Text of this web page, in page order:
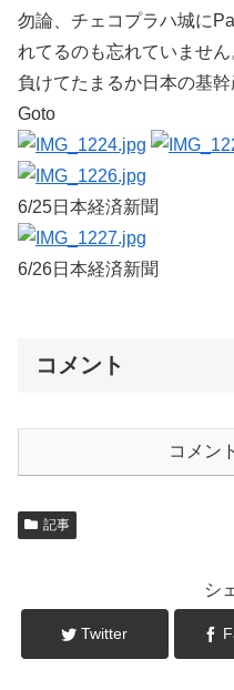
勿論、チェコプラハ城に
れてるのも忘れていませ
負けてたまるか日本の基
Goto
6/25日本経済新聞
6/26日本経済新聞
コメント
コメン
記事
シ
Twitter